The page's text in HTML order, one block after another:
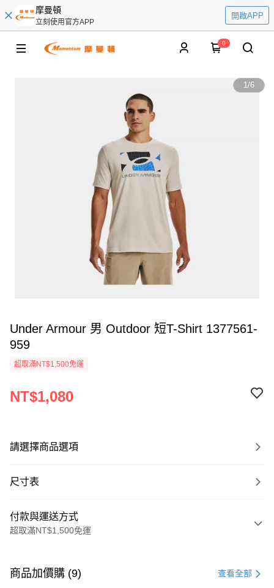
摩曼頓
立刻使用官方APP
開啟APP
0
1/6
Under Armour 男 Outdoor 短T-Shirt 1377561-
959
超取滿NT$1,500免運
NT$1,080
請選擇商品選項
尺寸表
付款與運送方式
超取滿NT$1,500免運
信用卡一次付款
商品加價購 (9) 查看全部